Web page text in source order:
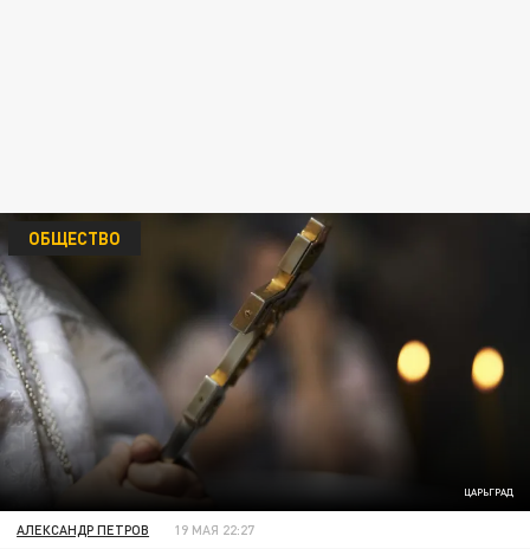
ЦАРЬГРАД
ОБЩЕСТВО
АЛЕКСАНДР ПЕТРОВ 19 МАЯ 22:27